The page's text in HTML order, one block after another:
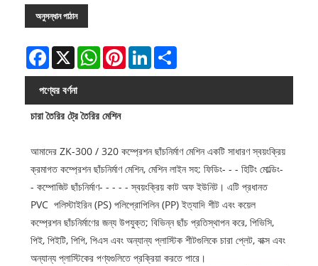
অনুসন্ধান পাঠান
Facebook
X WhatsAppPinterestLinkedIn
পণ্যের বর্ণনা
চারা তৈরির ট্রে তৈরির মেশিন
আমাদের ZK-300 / 320 কম্প্রেশন ছাঁচনির্মাণ মেশিন একটি সাধারণ স্বয়ংক্রিয়
ক্রমাগত কম্প্রেশন ছাঁচনির্মাণ মেশিন, মেশিন লাইন সহ: ফিডিং- - - হিটিং মোল্ডিং-
- কম্পোজিট ছাঁচনির্মাণ- - - - - স্বয়ংক্রিয় কাট অফ ইউনিট। এটি প্রধানত
PVC পলিস্টাইরিন (PS) পলিপ্রোপিলিন (PP) ইত্যাদি শীট এবং কয়েল
কম্প্রেশন ছাঁচনির্মাণের জন্য উপযুক্ত; বিভিন্ন ছাঁচ প্রতিস্থাপন করে, পিভিসি,
পিই, পিইটি, পিপি, পিএস এবং অন্যান্য প্লাস্টিক শীটগুলিকে চারা প্লেট, বাক্স এবং
অন্যান্য প্লাস্টিকের পণ্যগুলিতে প্রক্রিয়া করতে পারে।